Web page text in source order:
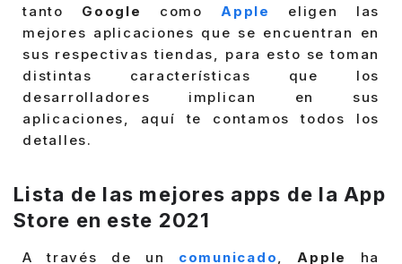
tanto Google como Apple eligen las
mejores aplicaciones que se encuentran en
sus respectivas tiendas, para esto se toman
distintas características que los
desarrolladores implican en sus
aplicaciones, aquí te contamos todos los
detalles.
Lista de las mejores apps de la App
Store en este 2021
A través de un comunicado,Apple ha